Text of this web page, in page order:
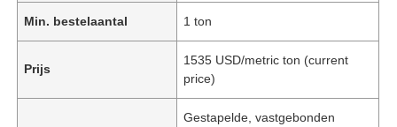
Min. bestelaantal 1 ton
Prijs
1535 USD/metric ton (current
price)
Gestapelde, vastgebonden